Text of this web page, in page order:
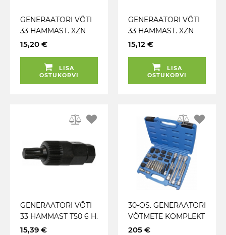
GENERAATORI VÕTI
33 HAMMAST. XZN
M10 (BOSCH). LÜHIKE
15,20 €
LISA
OSTUKORVI
GENERAATORI VÕTI
33 HAMMAST. XZN
M10 (BOSCH). PIKK
15,12 €
LISA
OSTUKORVI
GENERAATORI VÕTI
33 HAMMAST T50 6 H.
VALEO LÜHIKE
15,39 €
30-OS. GENERAATORI
VÕTMETE KOMPLEKT
TRIUMF
205 €